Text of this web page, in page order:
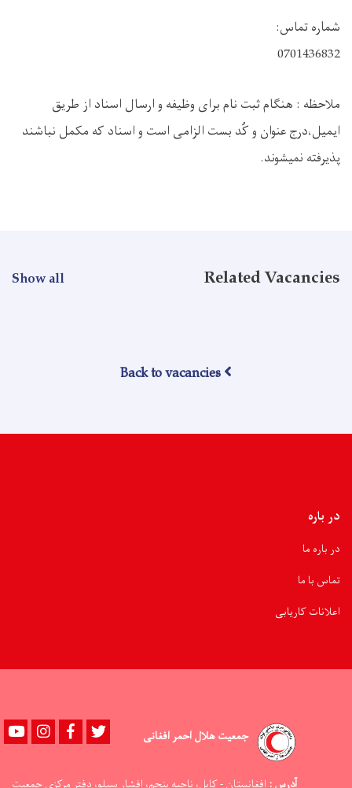
شماره تماس:
0701436832
ملاحظه : هنگام ثبت نام برای وظیفه و ارسال اسناد از طریق
ایمیل،درج عنوان و کُد بست الزامی است و اسناد که مکمل نباشند
پذیرفته نمیشوند.
Related Vacancies
Show all
Back to vacancies
در باره
در باره ما
تماس با ما
اعلانات کاریابی
جمعیت هلال احمر افغانی YoutubeinstagramFacebook